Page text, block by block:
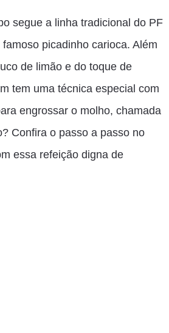
segue a linha tradicional do PF
picadinho carioca. Além
de limão e do toque de
tem uma técnica especial com
engrossar o molho, chamada
Confira o passo a passo no
essa refeição digna de